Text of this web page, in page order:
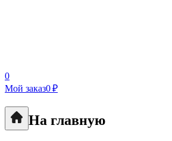
0
Мой заказ0 ₽
На главную